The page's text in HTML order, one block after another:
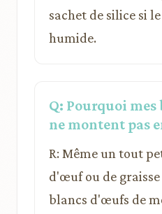
sachet de silice si
humide.
Q: Pourquoi
ne montent pas
R: Même un tout
d'œuf ou de
blancs d'œufs de